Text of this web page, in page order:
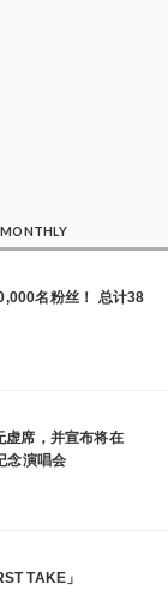
MONTHLY
名粉丝！ 总计38
虚席，并宣布将在
念演唱会
TAKE」